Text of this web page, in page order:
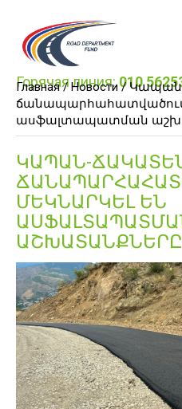
Горячая линия:010
Главная / Новости /
ճանապարհահատվածում
ասֆալտապատման
ԿԱՊԱՆ-
ՄԵԿՆԱՐԿԵԼ ԵՆ
ԱՇԽԱՏԱՆՔՆԵՐԸ